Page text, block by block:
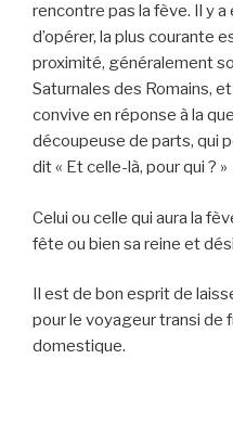
rencontre pas la fève. Il y
d’opérer, la plus courante
proximité, généralement
Saturnales des Romains,
convive en réponse à la
découpeuse de parts, qui
dit « Et celle-là, pour qui ? »
Celui ou celle qui aura la
fête ou bien sa reine et
Il est de bon esprit de
pour le voyageur transi de
domestique.